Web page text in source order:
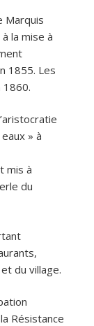
Marquis
la mise à
1855. Les
1860.
» à
mis à
du
du village.
Résistance